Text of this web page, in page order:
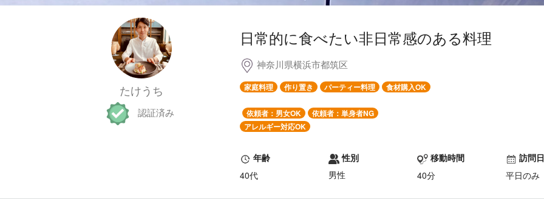
たけうち
認証済み
日常的に食べたい非日常感のある料理
神奈川県横浜市都筑区
家庭料理 作り置き パーティー料理 食材購入OK
依頼者：男女OK
依頼者：単身者NG
アレルギー対応OK
年齢
40代
性別
男性
移動時間
40分
訪問
平日のみ